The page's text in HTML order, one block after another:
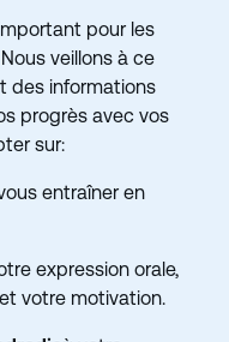
pour les
veillons à ce
des informations
progrès avec vos
sur:
entraîner en
expression orale,
votre motivation.